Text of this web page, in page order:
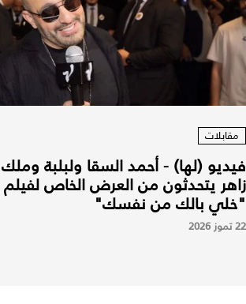
مقابلات
فيديو (لها) - أحمد السقا ولبلبة وملك
زاهر يتحدثون من العرض الخاص لفيلم
"خلي بالك من نفسك"
22 تموز 2026